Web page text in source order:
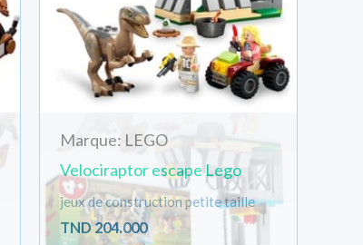
Marque: LEGO
Velociraptor escape Lego
jeux de construction petite taille
TND204.000